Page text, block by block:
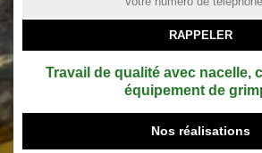
Travail de qualité avec nacelle,
équipement de
Nos réalisations